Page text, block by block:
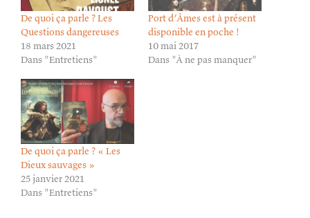
De quoi ça parle ? Les
Questions dangereuses
18 mars 2021
Dans "Entretiens"
Port d’Âmes est à présent
disponible en poche !
10 mai 2017
Dans "À ne pas manquer"
De quoi ça parle ? « Les
Dieux sauvages »
25 janvier 2021
Dans "Entretiens"